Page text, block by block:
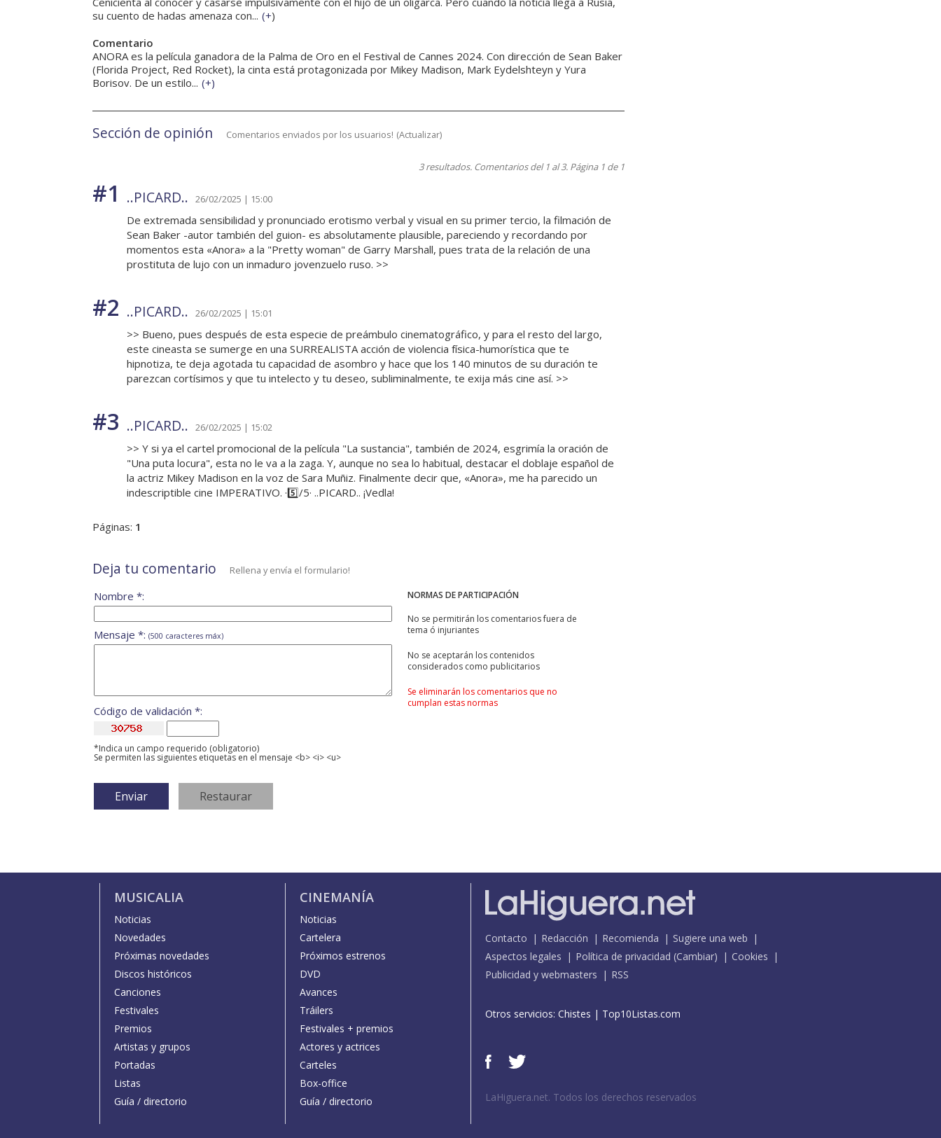
su cuento de hadas amenaza con... (+)
Comentario
ANORA es la película ganadora de la Palma de Oro en el Festival de Cannes 2024. Con dirección de Sean Baker
(Florida Project, Red Rocket), la cinta está protagonizada por Mikey Madison, Mark Eydelshteyn y Yura
Borisov. De un estilo... (+)
Sección de opinión Comentarios enviados por los usuarios! (Actualizar)
3 resultados. Comentarios del 1 al 3. Página 1 de 1
#1 ..PICARD.. 26/02/2025 | 15:00
De extremada sensibilidad y pronunciado erotismo verbal y visual en su primer tercio, la filmación de
Sean Baker -autor también del guion- es absolutamente plausible, pareciendo y recordando por
momentos esta «Anora» a la "Pretty woman" de Garry Marshall, pues trata de la relación de una
prostituta de lujo con un inmaduro jovenzuelo ruso. >>
#2 ..PICARD.. 26/02/2025 | 15:01
>> Bueno, pues después de esta especie de preámbulo cinematográfico, y para el resto del largo,
este cineasta se sumerge en una SURREALISTA acción de violencia física-humorística que te
hipnotiza, te deja agotada tu capacidad de asombro y hace que los 140 minutos de su duración te
parezcan cortísimos y que tu intelecto y tu deseo, subliminalmente, te exija más cine así. >>
#3 ..PICARD.. 26/02/2025 | 15:02
>> Y si ya el cartel promocional de la película "La sustancia", también de 2024, esgrimía la oración de
"Una puta locura", esta no le va a la zaga. Y, aunque no sea lo habitual, destacar el doblaje español de
la actriz Mikey Madison en la voz de Sara Muñiz. Finalmente decir que, «Anora», me ha parecido un
indescriptible cine IMPERATIVO. ·5️⃣/5· ..PICARD.. ¡Vedla!
Páginas: 1
Deja tu comentario Rellena y envía el formulario!
NORMAS DE PARTICIPACIÓN
No se permitirán los comentarios fuera de
tema ó injuriantes
No se aceptarán los contenidos
considerados como publicitarios
Se eliminarán los comentarios que no
cumplan estas normas
Nombre *:
Mensaje *: (500 caracteres máx)
Código de validación *:
*Indica un campo requerido (obligatorio)
Se permiten las siguientes etiquetas en el mensaje <b> <i> <u>
MUSICALIA
Noticias
Novedades
Próximas novedades
Discos históricos
Canciones
Festivales
Premios
Artistas y grupos
Portadas
Listas
Guía / directorio
CINEMANÍA
Noticias
Cartelera
Próximos estrenos
DVD
Avances
Tráilers
Festivales + premios
Actores y actrices
Carteles
Box-office
Guía / directorio
Contacto Redacción Recomienda
Sugiere una web
Aspectos legales
Política de privacidad (Cambiar)
Cookies
Publicidad y webmasters
RSS
Otros servicios: Chistes | Top10Listas.com
LaHiguera.net. Todos los derechos reservados